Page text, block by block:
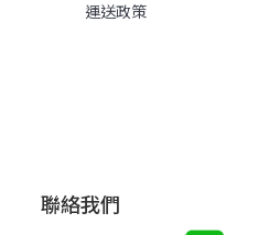
運送政策
聯絡我們